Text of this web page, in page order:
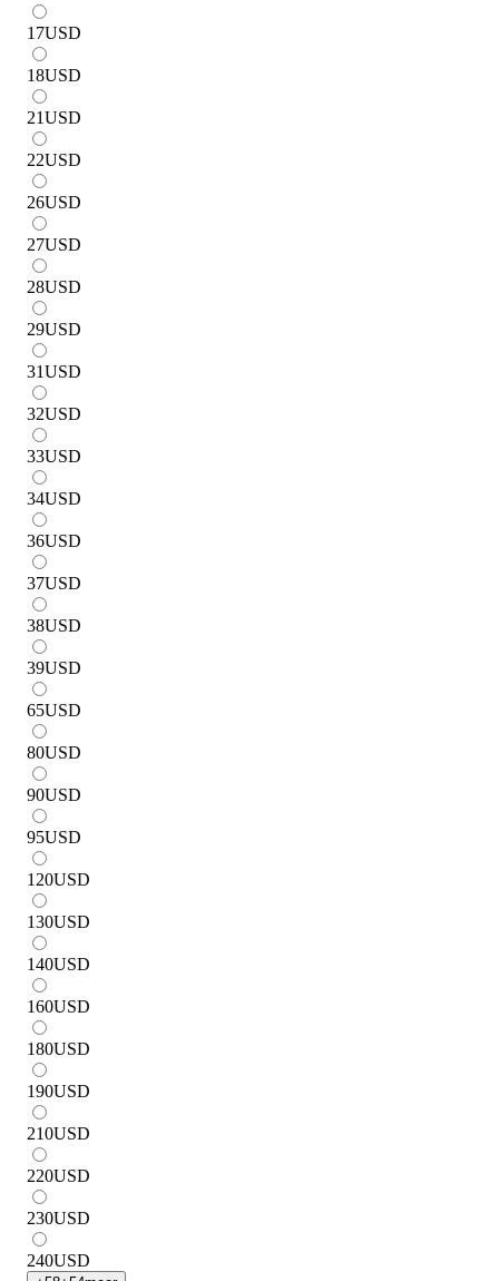
17USD
18USD
21USD
22USD
26USD
27USD
28USD
29USD
31USD
32USD
33USD
34USD
36USD
37USD
38USD
39USD
65USD
80USD
90USD
95USD
120USD
130USD
140USD
160USD
180USD
190USD
210USD
220USD
230USD
240USD